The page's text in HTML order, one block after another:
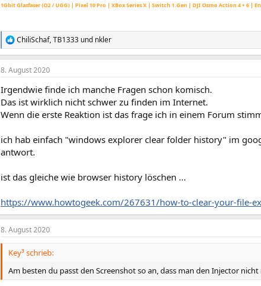
1Gbit Glasfaser (O2 / UGG) | Pixel 10 Pro | XBox Series X | Switch 1.Gen | DJI Osmo Action 4 + 6 |
R
e
a
k
i
o
n
e
:
ChiliSchaf,TB1333 und nkler
8. August 2020
Irgendwie finde ich manche Fragen schon komisch.
Das ist wirklich nicht schwer zu finden im Internet.
Wenn die erste Reaktion ist das frage ich in einem Forum
ich hab einfach "windows explorer clear folder history" im
antwort.
ist das gleiche wie browser history löschen ...
https://www.howtogeek.com/267631/how-to-clear-your-file-
8. August 2020
Key³ schrieb:
Am besten du passt den Screenshot so an, dass man den Injector